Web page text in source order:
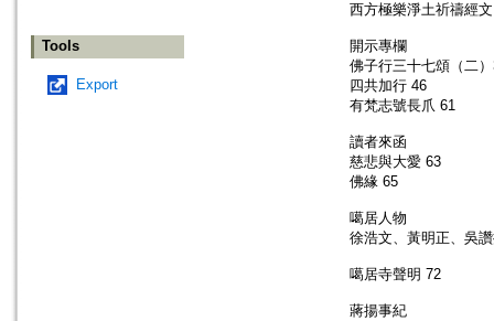
Tools
Export
西方極樂淨土祈禱經
開示專欄
佛子行三十七頌（二
四共加行 46
有梵志號長爪 61
讀者來函
慈悲與大愛 63
佛緣 65
噶居人物
徐浩文、黃明正、吳
噶居寺聲明 72
蔣揚事紀